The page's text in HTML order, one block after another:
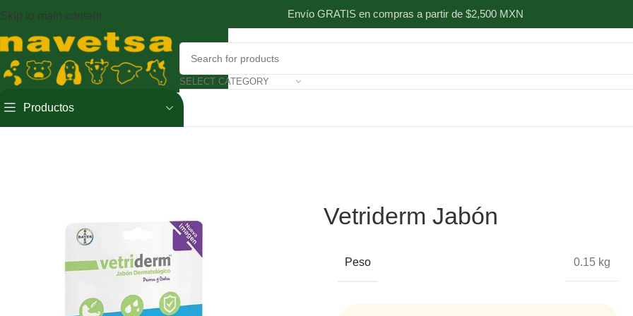
Skip to main content Envío GRATIS en compras a partir de $2,500 MXN
SELECT CATEGORY
Productos
Vetriderm Jabón
Peso 0.15 kg